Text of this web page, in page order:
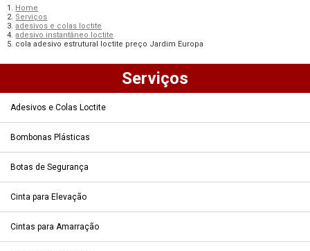
Home
Serviços
adesivos e colas loctite
adesivo instantâneo loctite
cola adesivo estrutural loctite preço Jardim Europa
Serviços
Adesivos e Colas Loctite
Bombonas Plásticas
Botas de Segurança
Cinta para Elevação
Cintas para Amarração